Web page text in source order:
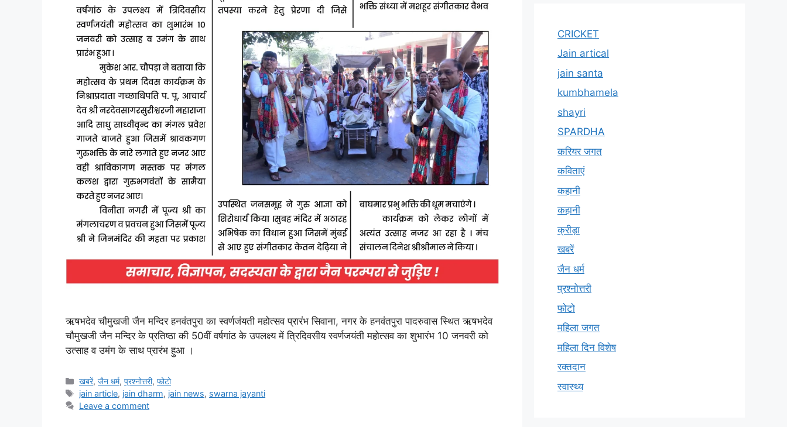
ऋषभदेव चौमुखजी जैन मन्दिर हनवंतपुरा का स्वर्णजंयती महोत्सव प्रारंभ सिवाना, नगर के हनवंतपुरा पादरुवास स्थित ऋषभदेव
चौमुखजी जैन मन्दिर के प्रतिष्ठा की 50वीं वर्षगांठ के उपलक्ष्य में त्रिदिवसीय स्वर्णजयंती महोत्सव का शुभारंभ 10 जनवरी को
उत्साह व उमंग के साथ प्रारंभ हुआ ।
Categories
खबरें,जैन धर्म,प्रश्नोत्तरी,फोटो
Tags
jain article, jain dharm, jain news, swarna jayanti
Leave a comment
CRICKET
Jain artical
jain santa
kumbhamela
shayri
SPARDHA
करियर जगत
कविताएं
कहानी
कहानी
क्रीड़ा
खबरें
जैन धर्म
प्रश्नोत्तरी
फोटो
महिला जगत
महिला दिन विशेष
रक्तदान
स्वास्थ्य